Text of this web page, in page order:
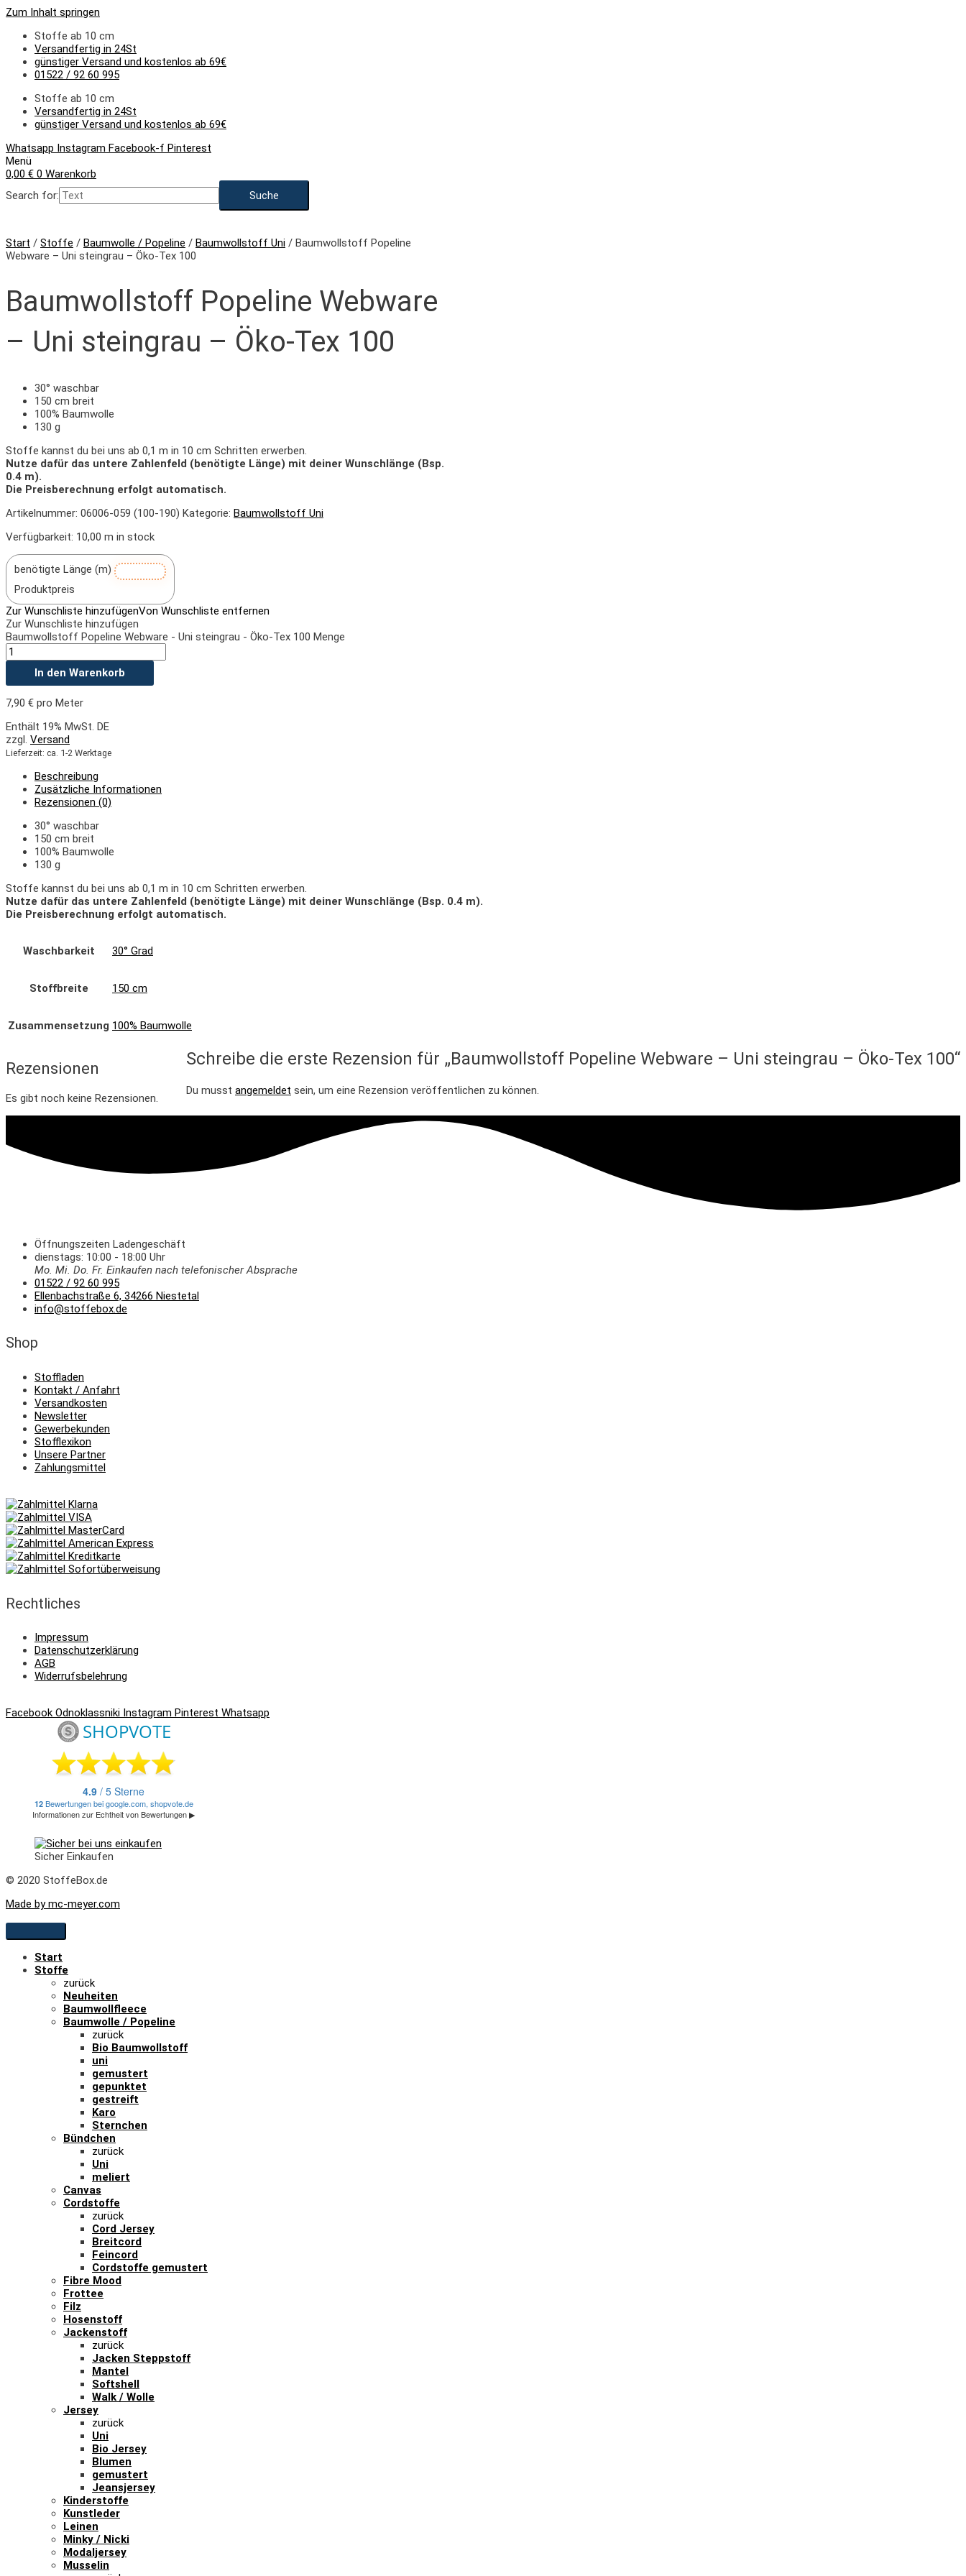
Zum Inhalt springen
Stoffe ab 10 cm
Versandfertig in 24St
günstiger Versand und kostenlos ab 69€
01522 / 92 60 995
Stoffe ab 10 cm
Versandfertig in 24St
günstiger Versand und kostenlos ab 69€
Whatsapp Instagram Facebook-f Pinterest
Menü
0,00 € 0 Warenkorb
Search for:
Start / Stoffe / Baumwolle / Popeline / Baumwollstoff Uni / Baumwollstoff Popeline
Webware – Uni steingrau – Öko-Tex 100
Baumwollstoff Popeline Webware
– Uni steingrau – Öko-Tex 100
30° waschbar
150 cm breit
100% Baumwolle
130 g
Stoffe kannst du bei uns ab 0,1 m in 10 cm Schritten erwerben.
Nutze dafür das untere Zahlenfeld (benötigte Länge) mit deiner Wunschlänge (Bsp.
0.4 m).
Die Preisberechnung erfolgt automatisch.
Artikelnummer: 06006-059 (100-190) Kategorie: Baumwollstoff Uni
Verfügbarkeit: 10,00 m in stock
benötigte Länge (m)
Produktpreis
Zur Wunschliste hinzufügenVon Wunschliste entfernen
Zur Wunschliste hinzufügen
Baumwollstoff Popeline Webware - Uni steingrau - Öko-Tex 100 Menge
In den Warenkorb
7,90 € pro Meter
Enthält 19% MwSt. DE
zzgl. Versand
Lieferzeit: ca. 1-2 Werktage
Beschreibung
Zusätzliche Informationen
Rezensionen (0)
30° waschbar
150 cm breit
100% Baumwolle
130 g
Stoffe kannst du bei uns ab 0,1 m in 10 cm Schritten erwerben.
Nutze dafür das untere Zahlenfeld (benötigte Länge) mit deiner Wunschlänge (Bsp. 0.4 m).
Die Preisberechnung erfolgt automatisch.
Waschbarkeit 30° Grad
Stoffbreite 150 cm
Zusammensetzung 100% Baumwolle
Rezensionen
Es gibt noch keine Rezensionen.
Schreibe die erste Rezension für „Baumwollstoff Popeline Webware – Uni steingrau – Öko-Tex 100“
Du musst angemeldet sein, um eine Rezension veröffentlichen zu können.
Öffnungszeiten Ladengeschäft
dienstags: 10:00 - 18:00 Uhr
Mo. Mi. Do. Fr. Einkaufen nach telefonischer Absprache
01522 / 92 60 995
Ellenbachstraße 6, 34266 Niestetal
info@stoffebox.de
Shop
Stoffladen
Kontakt / Anfahrt
Versandkosten
Newsletter
Gewerbekunden
Stofflexikon
Unsere Partner
Zahlungsmittel
Rechtliches
Impressum
Datenschutzerklärung
AGB
Widerrufsbelehrung
Facebook Odnoklassniki Instagram Pinterest Whatsapp
Sicher Einkaufen
© 2020 StoffeBox.de
Made by mc-meyer.com
Start
Stoffe
zurück
Neuheiten
Baumwollfleece
Baumwolle / Popeline
zurück
Bio Baumwollstoff
uni
gemustert
gepunktet
gestreift
Karo
Sternchen
Bündchen
zurück
Uni
meliert
Canvas
Cordstoffe
zurück
Cord Jersey
Breitcord
Feincord
Cordstoffe gemustert
Fibre Mood
Frottee
Filz
Hosenstoff
Jackenstoff
zurück
Jacken Steppstoff
Mantel
Softshell
Walk / Wolle
Jersey
zurück
Uni
Bio Jersey
Blumen
gemustert
Jeansjersey
Kinderstoffe
Kunstleder
Leinen
Minky / Nicki
Modaljersey
Musselin